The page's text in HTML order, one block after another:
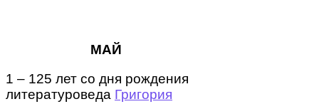
МАЙ
1 – 125 лет со дня рождения
литературоведа Григория